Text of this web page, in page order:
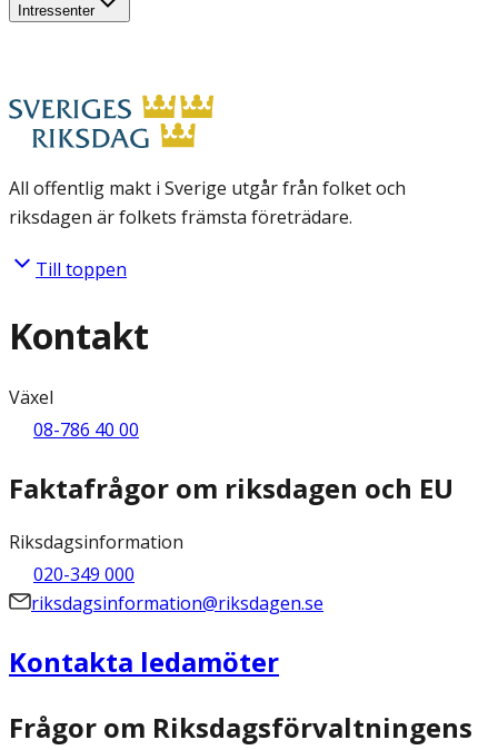
Intressenter
All offentlig makt i Sverige utgår från folket och
riksdagen är folkets främsta företrädare.
Till toppen
Kontakt
Växel
08-786 40 00
Faktafrågor om riksdagen och EU
Riksdagsinformation
020-349 000
riksdagsinformation@riksdagen.se
Kontakta ledamöter
Frågor om Riksdagsförvaltningens